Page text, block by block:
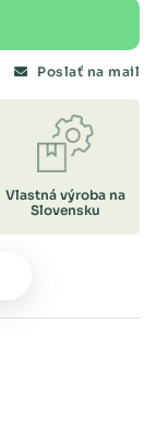
Poslať na mail
Vlastná výroba na
Slovensku